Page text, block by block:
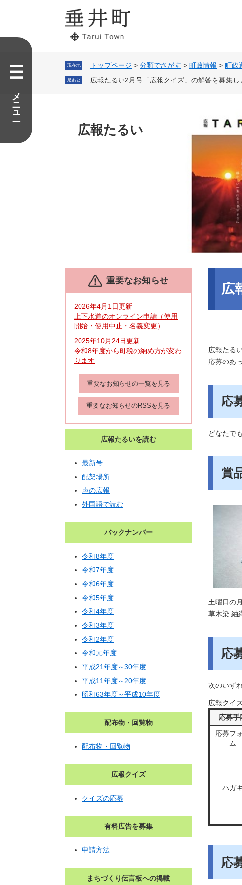
す。
メニュー
現在地 トップページ > 分類でさがす > 町政情報 > 町政
足あと 広報たるい2月号「広報クイズ」の解答を募集し
広報たるい
広
広報たる
応募のあ
応
どなたでも
賞
土曜日の
草木染 紬
応
次のいず
広報クイ
応募手
応募フ
ム
ハガキ
応
重要なお知らせ
2026年4月1日更新
上下水道のオンライン申請（使用
開始・使用中止・名義変更）
2025年10月24日更新
令和8年度から町税の納め方が変わ
ります
重要なお知らせの一覧を見る
重要なお知らせのRSSを見る
広報たるいを読む
最新号
配架場所
声の広報
外国語で読む
バックナンバー
令和8年度
令和7年度
令和6年度
令和5年度
令和4年度
令和3年度
令和2年度
令和元年度
平成21年度～30年度
平成11年度～20年度
昭和63年度～平成10年度
配布物・回覧物
配布物・回覧物
広報クイズ
クイズの応募
有料広告を募集
申請方法
まちづくり伝言板への掲載